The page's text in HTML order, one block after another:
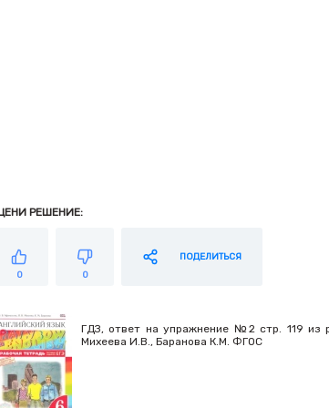
РЕШЕНИЕ:
0 0
ПОДЕЛИТЬСЯ
ГДЗ, ответ на упражнение №2 стр. 119 из
Михеева И.В., Баранова К.М. ФГОС